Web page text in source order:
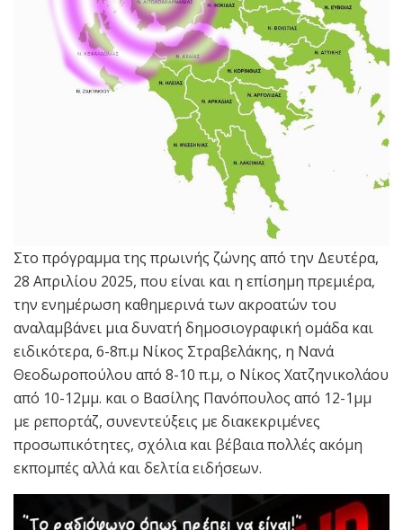
Στο πρόγραμμα της πρωινής ζώνης από την Δευτέρα,
28 Απριλίου 2025, που είναι και η επίσημη πρεμιέρα,
την ενημέρωση καθημερινά των ακροατών του
αναλαμβάνει μια δυνατή δημοσιογραφική ομάδα και
ειδικότερα, 6-8π.μ Νίκος Στραβελάκης, η Νανά
Θεοδωροπούλου από 8-10 π.μ, ο Νίκος Χατζηνικολάου
από 10-12μμ. και ο Βασίλης Πανόπουλος από 12-1μμ
με ρεπορτάζ, συνεντεύξεις με διακεκριμένες
προσωπικότητες, σχόλια και βέβαια πολλές ακόμη
εκπομπές αλλά και δελτία ειδήσεων.